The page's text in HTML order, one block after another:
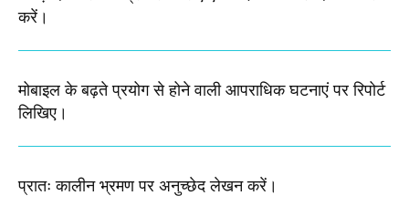
करें।
मोबाइल के बढ़ते प्रयोग से होने वाली आपराधिक घटनाएं पर रिपोर्ट
लिखिए।
प्रातः कालीन भ्रमण पर अनुच्छेद लेखन करें।